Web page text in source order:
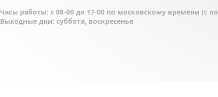
Часы работы: с 08-00 до 17-00 по московскому времени (с
Выходные дни: суббота, воскресенье